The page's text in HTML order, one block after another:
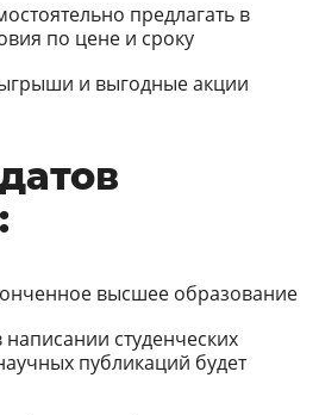
предлагать в
по цене и сроку
и выгодные акции
высшее образование
студенческих
публикаций будет